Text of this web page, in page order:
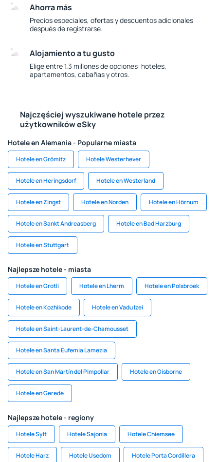
Ahorra más
Precios especiales, ofertas y descuentos adicionales
después de registrarse.
Alojamiento a tu gusto
Elige entre 1.3 millones de opciones: hoteles,
apartamentos, cabañas y otros.
Najczęściej wyszukiwane hotele przez
użytkowników eSky
Hotele en Alemania - Popularne miasta
Hotele en Grömitz Hotele Westerhever
Hotele en Heringsdorf Hotele en Westerland
Hotele en Zingst Hotele en Norden Hotele en Hörnum
Hotele en Sankt Andreasberg Hotele en Bad Harzburg
Hotele en Stuttgart
Najlepsze hotele - miasta
Hotele en Grotli Hotele en Lherm Hotele en Polsbroek
Hotele en Kozhikode Hotele en Vadu Izei
Hotele en Saint-Laurent-de-Chamousset
Hotele en Santa Eufemia Lamezia
Hotele en San Martín del Pimpollar Hotele en Gisborne
Hotele en Gerede
Najlepsze hotele - regiony
Hotele Sylt Hotele Sajonia Hotele Chiemsee
Hotele Harz Hotele Usedom Hotele Porta Cordillera